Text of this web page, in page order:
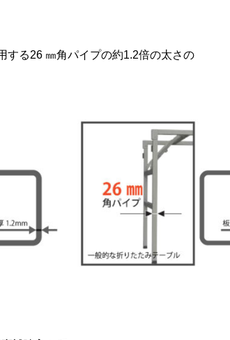
する26 ㎜角パイプの約1.2倍の太さの